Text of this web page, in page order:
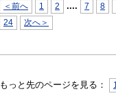
＜前へ 1 2 .... 7 8
24
次へ＞
もっと先のページを見る：